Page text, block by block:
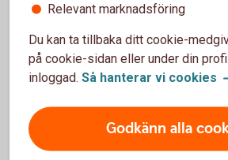
Pensionssparande
Sjukförsäkring
Relevant marknadsföring
Du kan ta tillbaka ditt cookie-
på cookie-sidan eller under din
inloggad. Så hanterar vi cookies
Godkänn alla